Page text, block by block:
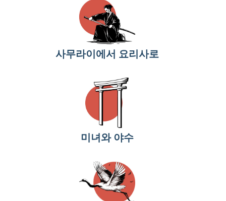
사무라이에서 요리사로
미녀와 야수